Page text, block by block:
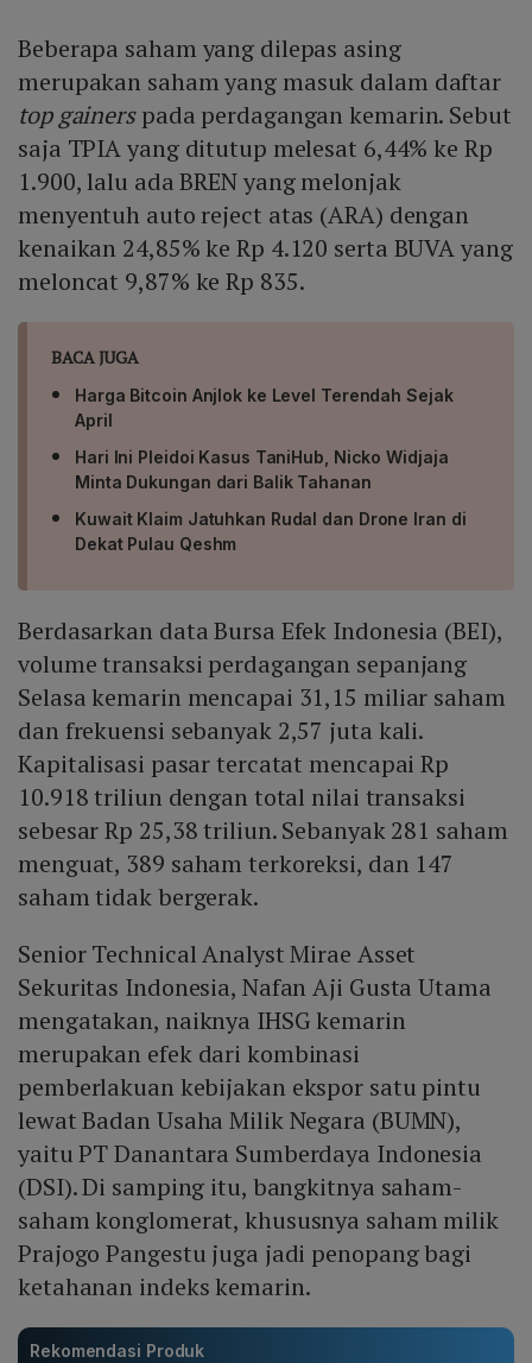
TPIA pada transformasi integrasi
petrokimia‑energi‑infrastruktur.
Beberapa saham yang dilepas asing
merupakan saham yang masuk dalam daftar
top gainerspada perdagangan kemarin. Sebut
saja TPIA yang ditutup melesat 6,44% ke Rp
1.900, lalu ada BREN yang melonjak
menyentuh auto reject atas (ARA) dengan
kenaikan 24,85% ke Rp 4.120 serta BUVA yang
meloncat 9,87% ke Rp 835.
BACA JUGA
Harga Bitcoin Anjlok ke Level Terendah Sejak
April
Hari Ini Pleidoi Kasus TaniHub, Nicko Widjaja
Minta Dukungan dari Balik Tahanan
Kuwait Klaim Jatuhkan Rudal dan Drone Iran di
Dekat Pulau Qeshm
Berdasarkan data Bursa Efek Indonesia (BEI),
volume transaksi perdagangan sepanjang
Selasa kemarin mencapai 31,15 miliar saham
dan frekuensi sebanyak 2,57 juta kali.
Kapitalisasi pasar tercatat mencapai Rp
10.918 triliun dengan total nilai transaksi
sebesar Rp 25,38 triliun. Sebanyak 281 saham
menguat, 389 saham terkoreksi, dan 147
saham tidak bergerak.
Senior Technical Analyst Mirae Asset
Sekuritas Indonesia, Nafan Aji Gusta Utama
mengatakan, naiknya IHSG kemarin
merupakan efek dari kombinasi
pemberlakuan kebijakan ekspor satu pintu
lewat Badan Usaha Milik Negara (BUMN),
yaitu PT Danantara Sumberdaya Indonesia
(DSI). Di samping itu, bangkitnya saham-
saham konglomerat, khususnya saham milik
Prajogo Pangestu juga jadi penopang bagi
ketahanan indeks kemarin.
Rekomendasi Produk